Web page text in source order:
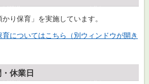
り保育」を実施しています。
についてはこちら（別ウィンドウが開き
休業日